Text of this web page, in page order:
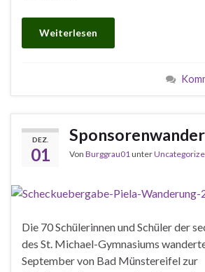
Weiterlesen
DEZ.
01 Von Burggrau01unter
Die 70 Schülerinnen und Schüler der
des St. Michael-Gymnasiums
September von Bad Münstereifel zur